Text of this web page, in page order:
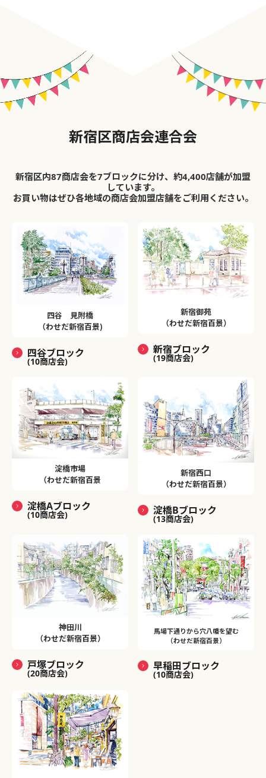
新宿区商店会連合会
新宿区内87商店会を7ブロックに分け、約4,400店舗が加盟
しています。
お買い物はぜひ各地域の商店会加盟店舗をご利用ください。
四谷 見附橋
（わせだ新宿百景)
四谷ブロック
(10商店会)
新宿御苑
（わせだ新宿百景）
新宿ブロック
(19商店会)
淀橋市場
（わせだ新宿百景
淀橋Aブロック
(10商店会)
新宿西口
（わせだ新宿百景）
淀橋Bブロック
(13商店会)
神田川
（わせだ新宿百景）
戸塚ブロック
(20商店会)
馬場下通りから穴八幡を望む
（わせだ新宿百景）
早稲田ブロック
(10商店会)